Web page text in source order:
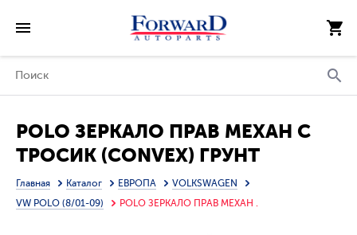
POLO ЗЕРКАЛО ПРАВ МЕХАН С
ТРОСИК (CONVEX) ГРУНТ
(ТАЙВАНЬ)
Главная Каталог ЕВРОПА
VOLKSWAGEN
VW POLO (8/01-09)
POLO ЗЕРКАЛО ПРАВ МЕХАН .